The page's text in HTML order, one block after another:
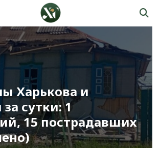
Харькова и
сутки: 1
15 пострадавших